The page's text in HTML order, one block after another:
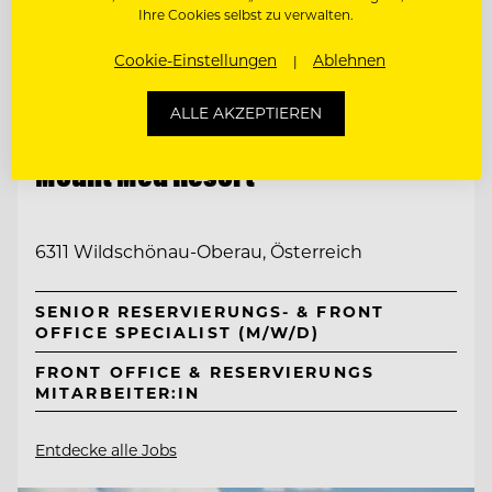
TOP ARBEITGEBER
Mount Med Resort
6311 Wildschönau-Oberau, Österreich
SENIOR RESERVIERUNGS- & FRONT
OFFICE SPECIALIST (M/W/D)
FRONT OFFICE & RESERVIERUNGS
MITARBEITER:IN
Entdecke alle Jobs
Ihre Cookies selbst zu verwalten.
Cookie-Einstellungen Ablehnen
ALLE AKZEPTIEREN